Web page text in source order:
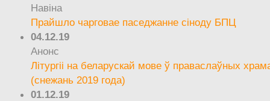
Навіна
Прайшло чарговае паседжанне сіноду БПЦ
04.12.19
Анонс
Літургіі на беларускай мове ў праваслаўных
(снежань 2019 года)
01.12.19